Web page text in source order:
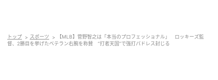
ンダー・ボガーツ内野手も三ゴロに仕留めた。
トップ スポーツ
【MLB】菅野智之は「本当のプロフェッショナル」 ロッキーズ監
督、2勝目を挙げたベテラン右腕を称賛 “打者天国”で強打パドレス封じる